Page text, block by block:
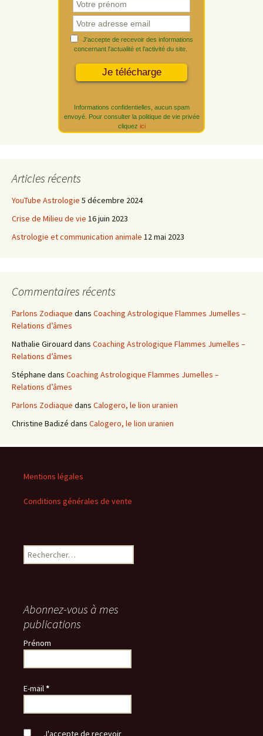
J'accepte de recevoir des informations
concernant l'actualité et l'activité du site.
Informations confidentielles, aucun spam
envoyé. Pour consulter la politique de vie privée
cliquez ici
Articles récents
YouTube Astrologie 5 décembre 2024
Crise de Milieu de vie 16 juin 2023
Astrologie et communication animale 12 mai 2023
Commentaires récents
Parlons Zodiaque dans Coaching Astrologique Flammes Jumelles –
Relations d’âmes
Nathalie Girouard dans Coaching Astrologique Flammes Jumelles –
Relations d’âmes
Stéphane dans Coaching Astrologique Flammes Jumelles –
Relations d’âmes
Parlons Zodiaque dans Calogero, le lion uranien
Christine Badizé dans Calogero, le lion uranien
Mentions légales
Conditions générales de vente
Rechercher :
Abonnez-vous à mes
publications
Prénom
E-mail*
J'accepte de recevoir